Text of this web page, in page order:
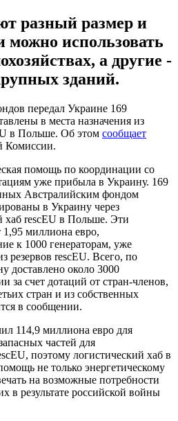
разный размер и
можно использовать
а другие -
зданий.
передал Украине 169
в места назначения из
в Польше. Об этом сообщает
Комиссии.
помощь по координации со
уже прибыла в Украину. 169
Австралийским фондом
в Украину через
хаб rescEU в Польше. Эти
1,95 миллиона евро,
к 1000 генераторам, уже
резервов rescEU. Всего, по
доставлено около 3000
за счет дотаций от стран-членов,
стран и из собственных
в сообщении.
114,9 миллиона евро для
частей для
поэтому логистический хаб в
не только энергетическому
на возможные потребности
в результате российской войны